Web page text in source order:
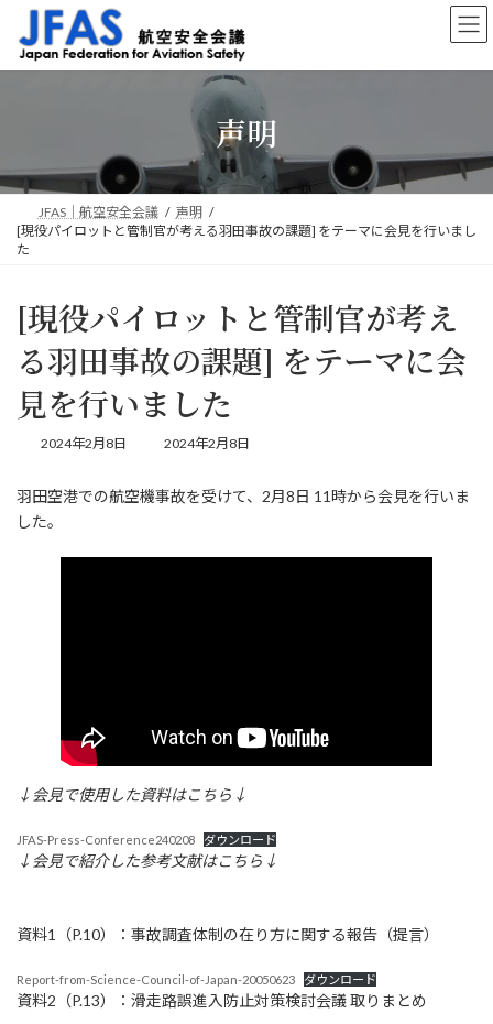
ン
ッ
ー
移
声明
JFAS｜航空安全会議
声明
[現役パイロットと管制官が考える羽田事故の課題] をテーマに会見を行いまし
た
[現役パイロットと管制官が考え
る羽田事故の課題] をテーマに会
見を行いました
2024年2月8日
最
新
:
2024年2月8日
羽田空港での航空機事故を受けて、2月8日 11時から会見を行いま
した。
↓会見で使用した資料はこちら↓
JFAS-Press-Conference240208 ダウンロード
↓会見で紹介した参考文献はこちら↓
資料1（P.10）：事故調査体制の在り方に関する報告（提言）
Report-from-Science-Council-of-Japan-20050623 ダウンロード
資料2（P.13）：滑走路誤進入防止対策検討会議 取りまとめ